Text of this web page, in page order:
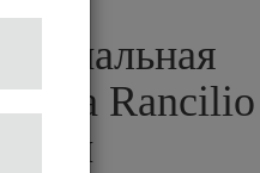
Rancilio